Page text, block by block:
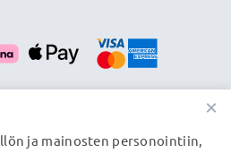
×
ja mainosten personointiin,